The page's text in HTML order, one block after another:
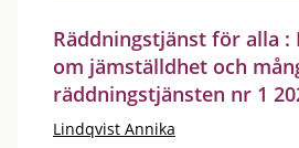
Räddningstjänst för alla
om jämställdhet och
räddningstjänsten nr 1
Lindqvist Annika